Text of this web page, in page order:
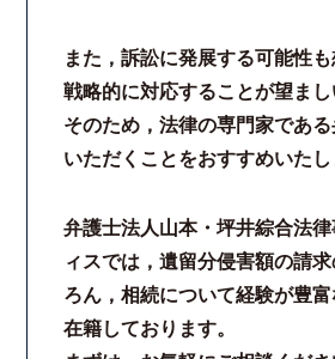
プライバシーポリシー
お電話はこちらから
また，訴訟に発展する可能性も
戦略的に対応することが望まし
そのため，法律の専門家であ
いただくことをおすすめいたし
弁護士法人山本・坪井綜合法
ィスでは，遺留分侵害額の請
ろん，相続について経験が豊
在籍しております。